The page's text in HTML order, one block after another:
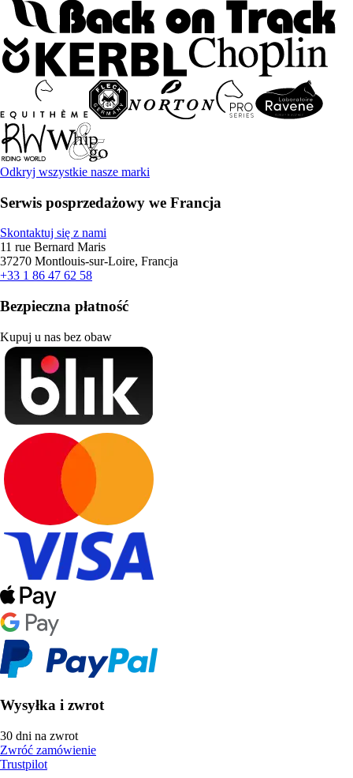
Odkryj wszystkie nasze marki
Serwis posprzedażowy we Francja
Skontaktuj się z nami
11 rue Bernard Maris
37270 Montlouis-sur-Loire, Francja
+33 1 86 47 62 58
Bezpieczna płatność
Kupuj u nas bez obaw
Wysyłka i zwrot
30 dni na zwrot
Zwróć zamówienie
Trustpilot